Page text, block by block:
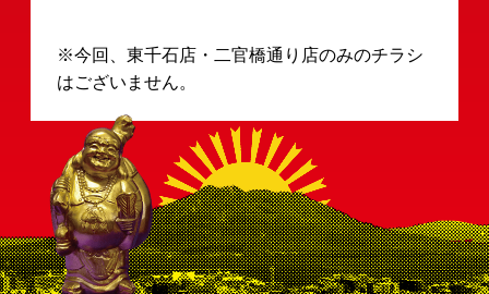
※今回、東千石店・二官橋通り店のみのチラシ
はございません。
ご了承下さいませ。
お知らせ一覧